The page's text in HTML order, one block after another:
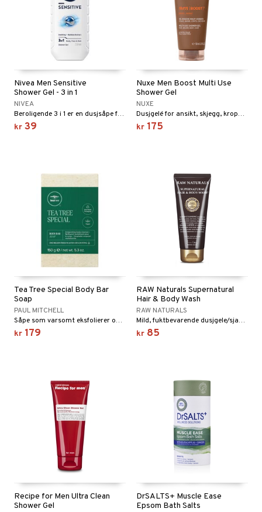
Nivea Men Sensitive
Shower Gel - 3 in 1
NIVEA
Beroligende 3 i 1 er en dusjsåpe for menn.
kr 39
Nuxe Men Boost Multi Use
Shower Gel
NUXE
Dusjgelé for ansikt, skjegg, kropp og hår
kr 175
Tea Tree Special Body Bar
Soap
PAUL MITCHELL
Såpe som varsomt eksfolierer og styrker huden med Tea Tree Oil.
kr 179
RAW Naturals Supernatural
Hair & Body Wash
RAW NATURALS
Mild, fuktbevarende dusjgele/sjampo fra RAW Naturals
kr 85
Recipe for Men Ultra Clean
Shower Gel
DrSALTS+ Muscle Ease
Epsom Bath Salts